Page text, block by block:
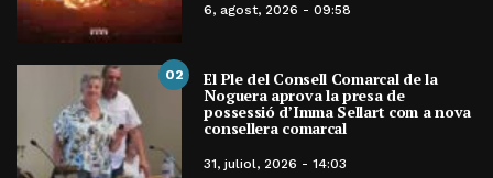
6, agost, 2026 - 09:58
02 El Ple del Consell Comarcal de la
Noguera aprova la presa de
possessió d’Imma Sellart com a nova
consellera comarcal
31, juliol, 2026 - 14:03